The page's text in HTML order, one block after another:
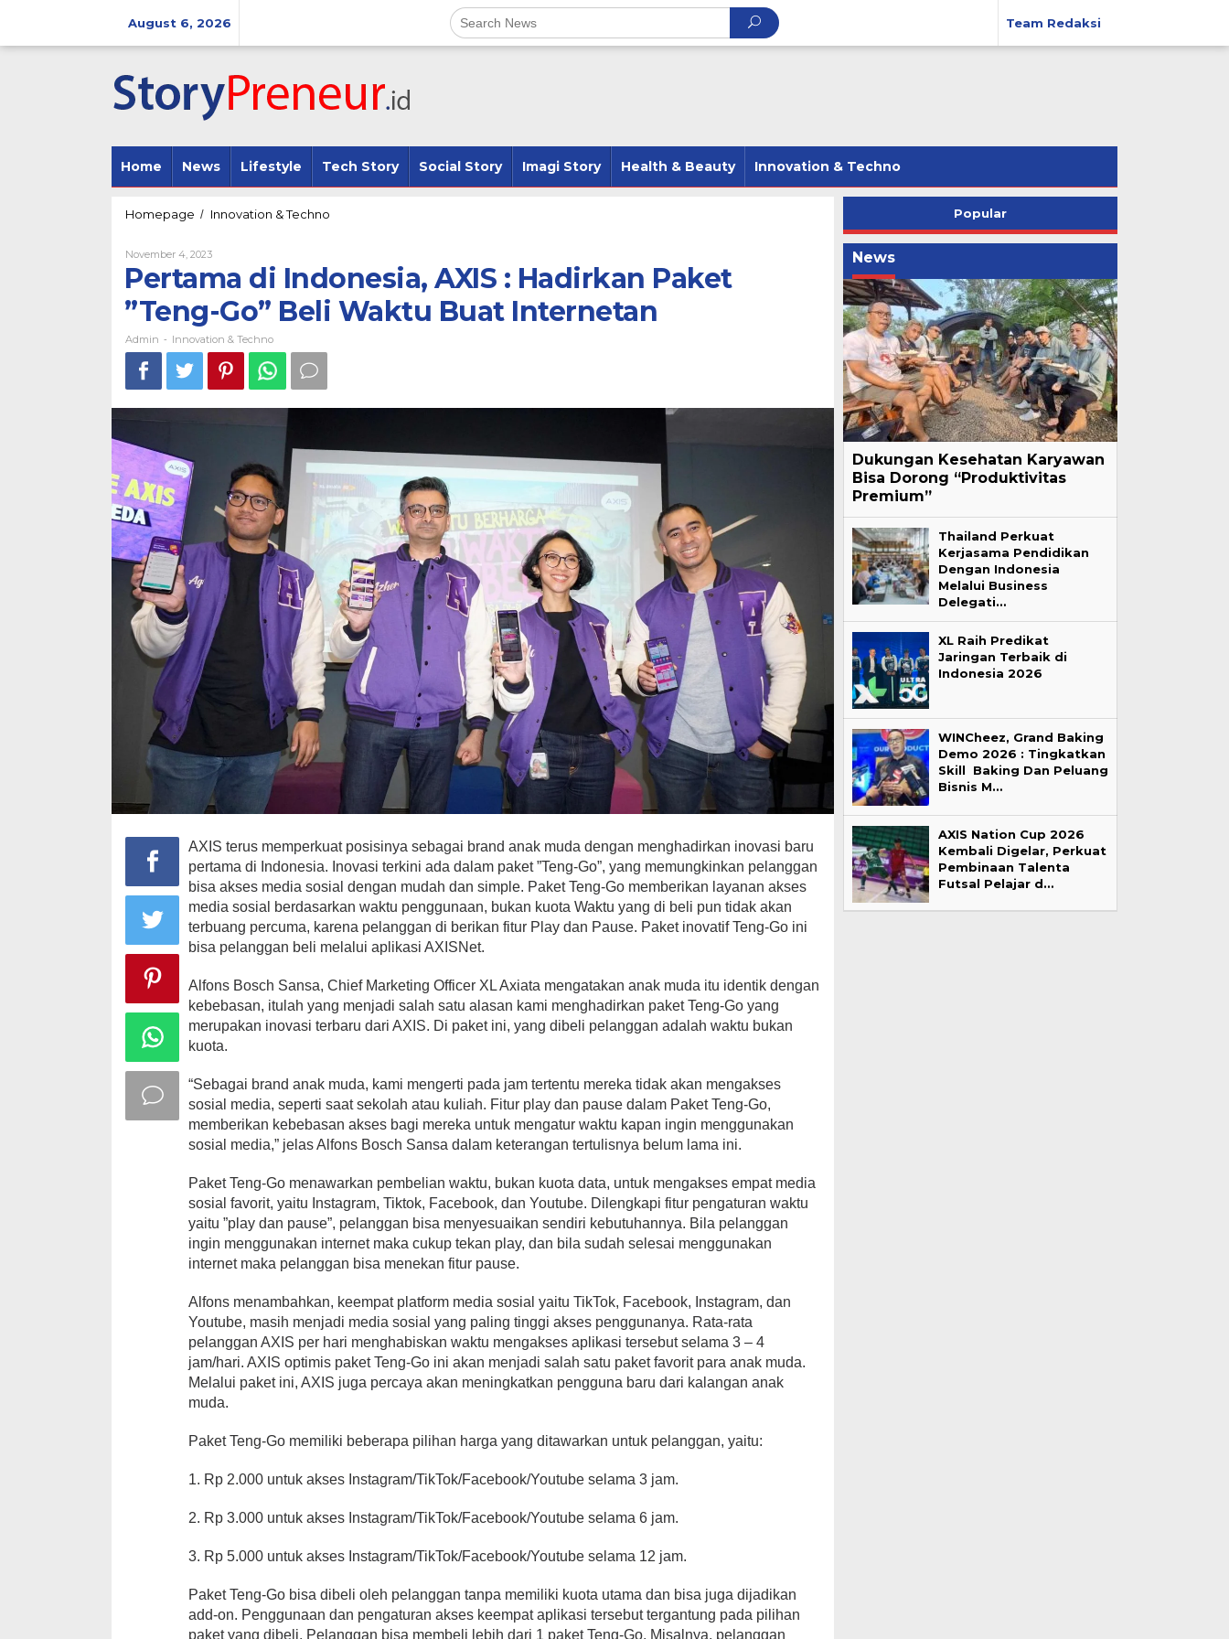
August 6, 2026 Team Redaksi
Home News Lifestyle Tech Story Social Story Imagi Story Health & Beauty Innovation & Techno
Homepage / Innovation & Techno
:
Paket
Internetan
November 4, 2023By
Pertama di Indonesia, AXIS : Hadirkan Paket
”Teng-Go” Beli Waktu Buat Internetan
Admin - Innovation & Techno
AXIS terus memperkuat posisinya sebagai brand anak muda dengan menghadirkan inovasi baru
pertama di Indonesia. Inovasi terkini ada dalam paket ”Teng-Go”, yang memungkinkan pelanggan
bisa akses media sosial dengan mudah dan simple. Paket Teng-Go memberikan layanan akses
media sosial berdasarkan waktu penggunaan, bukan kuota Waktu yang di beli pun tidak akan
terbuang percuma, karena pelanggan di berikan fitur Play dan Pause. Paket inovatif Teng-Go ini
bisa pelanggan beli melalui aplikasi AXISNet.
Alfons Bosch Sansa, Chief Marketing Officer XL Axiata mengatakan anak muda itu identik dengan
kebebasan, itulah yang menjadi salah satu alasan kami menghadirkan paket Teng-Go yang
merupakan inovasi terbaru dari AXIS. Di paket ini, yang dibeli pelanggan adalah waktu bukan
kuota.
“Sebagai brand anak muda, kami mengerti pada jam tertentu mereka tidak akan mengakses
sosial media, seperti saat sekolah atau kuliah. Fitur play dan pause dalam Paket Teng-Go,
memberikan kebebasan akses bagi mereka untuk mengatur waktu kapan ingin menggunakan
sosial media,” jelas Alfons Bosch Sansa dalam keterangan tertulisnya belum lama ini.
Paket Teng-Go menawarkan pembelian waktu, bukan kuota data, untuk mengakses empat media
sosial favorit, yaitu Instagram, Tiktok, Facebook, dan Youtube. Dilengkapi fitur pengaturan waktu
yaitu ”play dan pause”, pelanggan bisa menyesuaikan sendiri kebutuhannya. Bila pelanggan
ingin menggunakan internet maka cukup tekan play, dan bila sudah selesai menggunakan
internet maka pelanggan bisa menekan fitur pause.
Alfons menambahkan, keempat platform media sosial yaitu TikTok, Facebook, Instagram, dan
Youtube, masih menjadi media sosial yang paling tinggi akses penggunanya. Rata-rata
pelanggan AXIS per hari menghabiskan waktu mengakses aplikasi tersebut selama 3 – 4
jam/hari. AXIS optimis paket Teng-Go ini akan menjadi salah satu paket favorit para anak muda.
Melalui paket ini, AXIS juga percaya akan meningkatkan pengguna baru dari kalangan anak
muda.
Paket Teng-Go memiliki beberapa pilihan harga yang ditawarkan untuk pelanggan, yaitu:
1. Rp 2.000 untuk akses Instagram/TikTok/Facebook/Youtube selama 3 jam.
2. Rp 3.000 untuk akses Instagram/TikTok/Facebook/Youtube selama 6 jam.
3. Rp 5.000 untuk akses Instagram/TikTok/Facebook/Youtube selama 12 jam.
Paket Teng-Go bisa dibeli oleh pelanggan tanpa memiliki kuota utama dan bisa juga dijadikan
add-on. Penggunaan dan pengaturan akses keempat aplikasi tersebut tergantung pada pilihan
paket yang dibeli. Pelanggan bisa membeli lebih dari 1 paket Teng-Go. Misalnya, pelanggan
Popular
News
Dukungan Kesehatan Karyawan
Bisa Dorong “Produktivitas
Premium”
Thailand Perkuat
Kerjasama Pendidikan
Dengan Indonesia
Melalui Business
Delegati…
XL Raih Predikat
Jaringan Terbaik di
Indonesia 2026
WINCheez, Grand Baking
Demo 2026 : Tingkatkan
Skill Baking Dan Peluang
Bisnis M…
AXIS Nation Cup 2026
Kembali Digelar, Perkuat
Pembinaan Talenta
Futsal Pelajar d…